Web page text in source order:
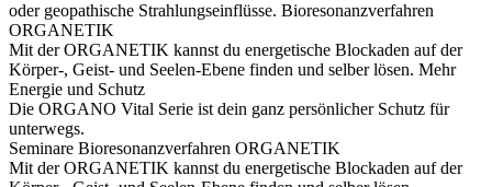
oder geopathische Strahlungseinflüsse. Bioresonanzverfahren
ORGANETIK
Mit der ORGANETIK kannst du energetische Blockaden auf der
Körper-, Geist- und Seelen-Ebene finden und selber lösen. Mehr
Energie und Schutz
Die ORGANO Vital Serie ist dein ganz persönlicher Schutz für
unterwegs.
Seminare Bioresonanzverfahren ORGANETIK
Mit der ORGANETIK kannst du energetische Blockaden auf der